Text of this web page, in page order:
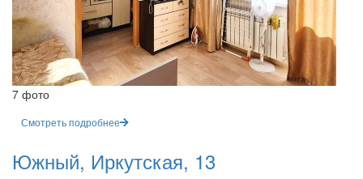
7 фото
Смотреть подробнее
Южный, Иркутская, 13